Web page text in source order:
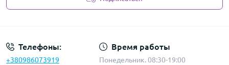
Телефоны:
+380986073919
Время работы
Понедельник. 08:30-19:00